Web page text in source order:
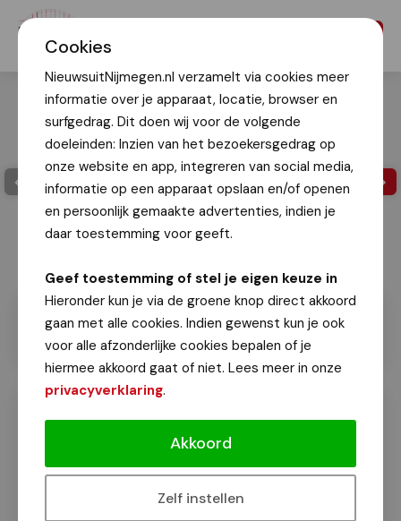
Cookies
NieuwsuitNijmegen.nl verzamelt via cookies meer
informatie over je apparaat, locatie, browser en
surfgedrag. Dit doen wij voor de volgende
doeleinden: Inzien van het bezoekersgedrag op
onze website en app, integreren van social media,
informatie op een apparaat opslaan en/of openen
en persoonlijk gemaakte advertenties, indien je
daar toestemming voor geeft.
Geef toestemming of stel je eigen keuze in
Hieronder kun je via de groene knop direct akkoord
gaan met alle cookies. Indien gewenst kun je ook
voor alle afzonderlijke cookies bepalen of je
hiermee akkoord gaat of niet. Lees meer in onze
privacyverklaring.
Akkoord
Zelf instellen
Politie onderzoekt steekincident bij
Van onze redactie